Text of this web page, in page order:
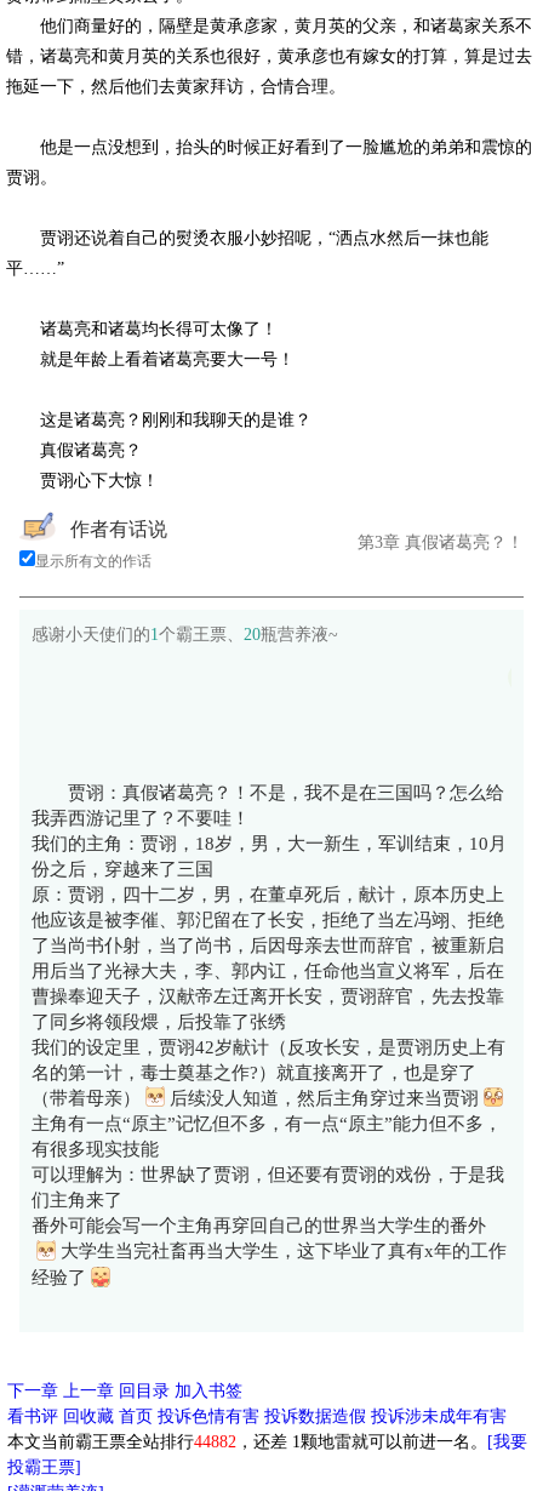
他们商量好的，隔壁是黄承彦家，黄月英的父亲，和诸葛家关系不
错，诸葛亮和黄月英的关系也很好，黄承彦也有嫁女的打算，算是过去
拖延一下，然后他们去黄家拜访，合情合理。
他是一点没想到，抬头的时候正好看到了一脸尴尬的弟弟和震惊的
贾诩。
贾诩还说着自己的熨烫衣服小妙招呢，“洒点水然后一抹也能
平……”
诸葛亮和诸葛均长得可太像了！
就是年龄上看着诸葛亮要大一号！
这是诸葛亮？刚刚和我聊天的是谁？
真假诸葛亮？
贾诩心下大惊！
作者有话说
显示所有文的作话
第3章 真假诸葛亮？！
感谢小天使们的1个霸王票、 20瓶营养液~
贾诩：真假诸葛亮？！不是，我不是在三国吗？怎么给
我弄西游记里了？不要哇！
我们的主角：贾诩，18岁，男，大一新生，军训结束，10月
份之后，穿越来了三国
原：贾诩，四十二岁，男，在董卓死后，献计，原本历史上
他应该是被李催、郭汜留在了长安，拒绝了当左冯翊、拒绝
了当尚书仆射，当了尚书，后因母亲去世而辞官，被重新启
用后当了光禄大夫，李、郭内讧，任命他当宣义将军，后在
曹操奉迎天子，汉献帝左迁离开长安，贾诩辞官，先去投靠
了同乡将领段煨，后投靠了张绣
我们的设定里，贾诩42岁献计（反攻长安，是贾诩历史上有
名的第一计，毒士奠基之作?）就直接离开了，也是穿了
（带着母亲）
后续没人知道，然后主角穿过来当贾诩
主角有一点“原主”记忆但不多，有一点“原主”能力但不多，
有很多现实技能
可以理解为：世界缺了贾诩，但还要有贾诩的戏份，于是我
们主角来了
番外可能会写一个主角再穿回自己的世界当大学生的番外
大学生当完社畜再当大学生，这下毕业了真有x年的工作
经验了
下一章 上一章 回目录 加入书签
看书评 回收藏 首页 投诉色情有害 投诉数据造假 投诉涉未成年有害
本文当前霸王票全站排行44882 ，还差 1颗地雷就可以前进一名。
[我要
投霸王票]